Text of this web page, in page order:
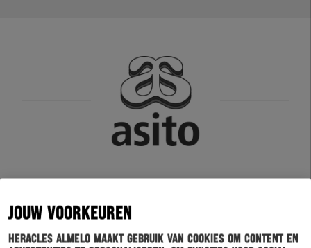
JOUW VOORKEUREN
Heracles Almelo maakt gebruik van cookies om content en